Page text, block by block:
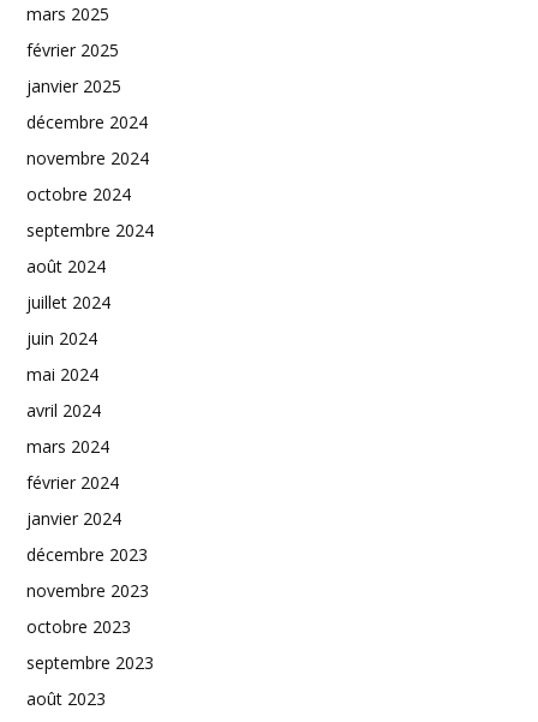
mars 2025
février 2025
janvier 2025
décembre 2024
novembre 2024
octobre 2024
septembre 2024
août 2024
juillet 2024
juin 2024
mai 2024
avril 2024
mars 2024
février 2024
janvier 2024
décembre 2023
novembre 2023
octobre 2023
septembre 2023
août 2023